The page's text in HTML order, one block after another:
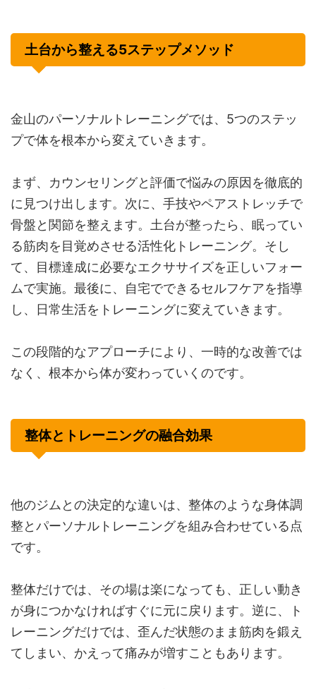
土台から整える5ステップメソッド
金山のパーソナルトレーニングでは、5つのステッ
プで体を根本から変えていきます。
まず、カウンセリングと評価で悩みの原因を徹底的
に見つけ出します。次に、手技やペアストレッチで
骨盤と関節を整えます。土台が整ったら、眠ってい
る筋肉を目覚めさせる活性化トレーニング。そし
て、目標達成に必要なエクササイズを正しいフォー
ムで実施。最後に、自宅でできるセルフケアを指導
し、日常生活をトレーニングに変えていきます。
この段階的なアプローチにより、一時的な改善では
なく、根本から体が変わっていくのです。
整体とトレーニングの融合効果
他のジムとの決定的な違いは、整体のような身体調
整とパーソナルトレーニングを組み合わせている点
です。
整体だけでは、その場は楽になっても、正しい動き
が身につかなければすぐに元に戻ります。逆に、ト
レーニングだけでは、歪んだ状態のまま筋肉を鍛え
てしまい、かえって痛みが増すこともあります。